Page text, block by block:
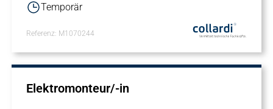
Temporär
Referenz: M1070244
Elektromonteur/-in